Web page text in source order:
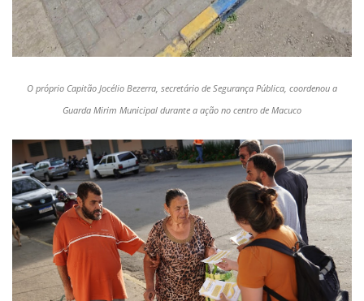
O próprio Capitão Jocélio Bezerra, secretário de Segurança Pública, coordenou a
Guarda Mirim Municipal durante a ação no centro de Macuco